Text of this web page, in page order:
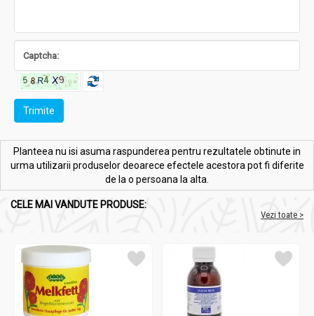
Trimite
Planteea nu isi asuma raspunderea pentru rezultatele obtinute in
urma utilizarii produselor deoarece efectele acestora pot fi diferite
de la o persoana la alta.
CELE MAI VANDUTE PRODUSE:
Vezi toate >